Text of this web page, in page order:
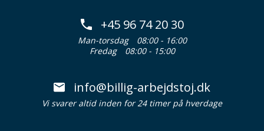
+45 96 74 20 30
Man-torsdag
08:00 - 16:00
Fredag
08:00 - 15:00
info@billig-arbejdstoj.dk
Vi svarer altid inden for 24 timer på hverdage